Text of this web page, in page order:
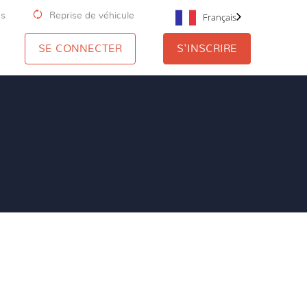
Reprise de véhicule Français
SE CONNECTER S'INSCRIRE